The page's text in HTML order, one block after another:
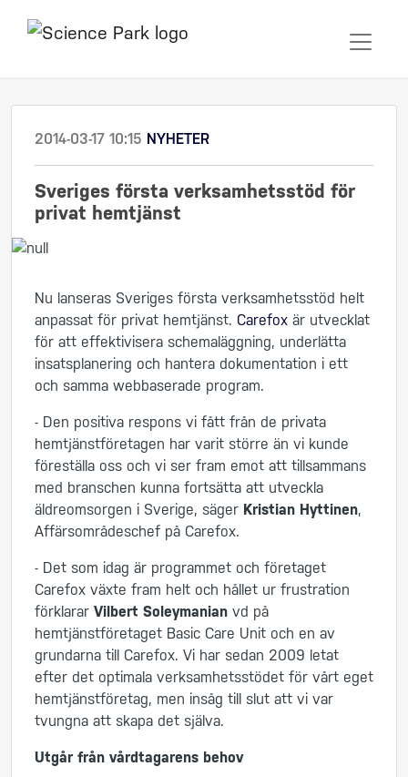
2014-03-17 10:15 NYHETER
Sveriges första verksamhetsstöd för
privat hemtjänst
Nu lanseras Sveriges första verksamhetsstöd helt
anpassat för privat hemtjänst. Carefox är utvecklat
för att effektivisera schemaläggning, underlätta
insatsplanering och hantera dokumentation i ett
och samma webbaserade program.
- Den positiva respons vi fått från de privata
hemtjänstföretagen har varit större än vi kunde
föreställa oss och vi ser fram emot att tillsammans
med branschen kunna fortsätta att utveckla
äldreomsorgen i Sverige, säger Kristian Hyttinen,
Affärsområdeschef på Carefox.
- Det som idag är programmet och företaget
Carefox växte fram helt och hållet ur frustration
förklarar Vilbert Soleymanian vd på
hemtjänstföretaget Basic Care Unit och en av
grundarna till Carefox. Vi har sedan 2009 letat
efter det optimala verksamhetsstödet för vårt eget
hemtjänstföretag, men insåg till slut att vi var
tvungna att skapa det själva.
Utgår från vårdtagarens behov